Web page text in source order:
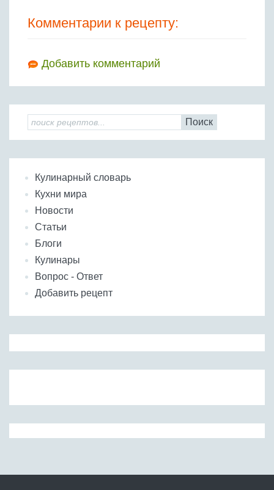
Комментарии к рецепту:
Добавить комментарий
Поиск
Кулинарный словарь
Кухни мира
Новости
Статьи
Блоги
Кулинары
Вопрос - Ответ
Добавить рецепт